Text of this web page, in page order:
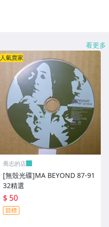
看更多
人氣賣家
喬志的店
[無殼光碟]MA BEYOND 87-91
32精選
$ 50
競標